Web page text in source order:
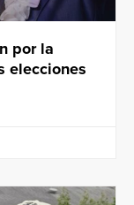
por la
elecciones